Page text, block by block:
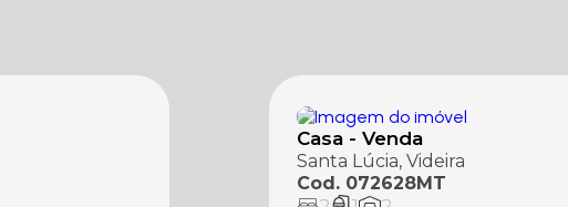
Casa - Venda
Santa Lúcia, Videira
Cod. 072628MT